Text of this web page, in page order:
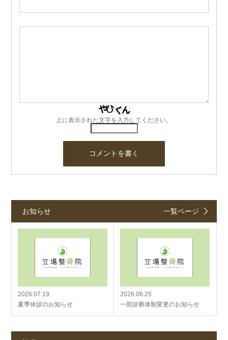
上に表示された文字を入力してください。
お知らせ 一覧ページ
2026.07.19
夏季休診のお知らせ
2026.06.25
一部診療体制変更のお知らせ